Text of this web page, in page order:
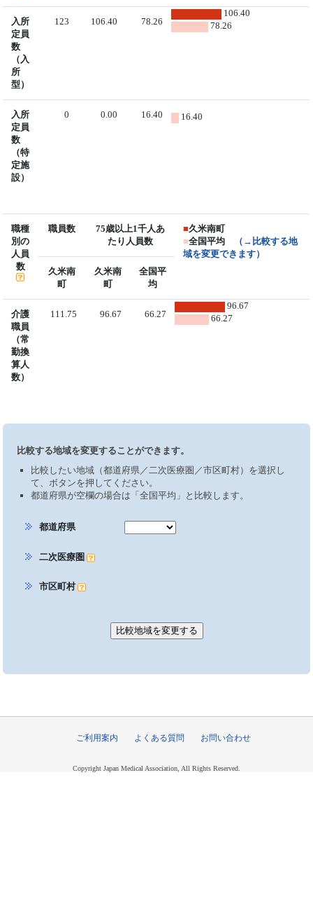
入所
定員
数
（入
所
型）
123 106.40 78.26
106.40
78.26
入所
定員
数
（特
定施
設）
0 0.00 16.40 16.40
職種
別の
人員
数
職員数
75歳以上1千人あ
たり人員数
■久米南町
■全国平均
（→比較する地
域を変更できます）
久米南
町
久米南
町
全国平
均
介護
職員
（常
勤換
算人
数）
111.75 96.67 66.27
96.67
66.27
比較する地域を変更することができます。
比較したい地域（都道府県／二次医療圏／市区町村）を選択し
て、ボタンを押してください。
都道府県が空欄の場合は「全国平均」と比較します。
都道府県
二次医療圏
市区町村
ご利用案内 よくある質問 お問い合わせ
Copyright Japan Medical Association, All Rights Reserved.